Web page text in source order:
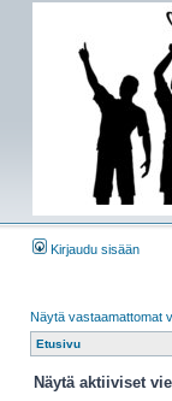
Kirjaudu sisään
Näytä vastaamattomat
Etusivu
Näytä aktiiviset